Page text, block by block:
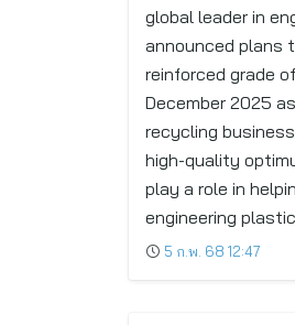
global leader in
announced plans
reinforced grade of
December 2025
recycling
high-quality
play a role in
engineering
5 ก.พ. 68 12:47